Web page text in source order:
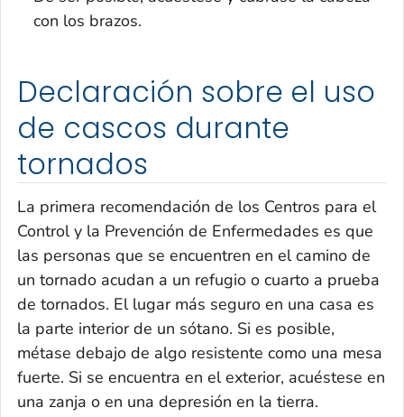
con los brazos.
Declaración sobre el uso
de cascos durante
tornados
La primera recomendación de los Centros para el
Control y la Prevención de Enfermedades es que
las personas que se encuentren en el camino de
un tornado acudan a un refugio o cuarto a prueba
de tornados. El lugar más seguro en una casa es
la parte interior de un sótano. Si es posible,
métase debajo de algo resistente como una mesa
fuerte. Si se encuentra en el exterior, acuéstese en
una zanja o en una depresión en la tierra.